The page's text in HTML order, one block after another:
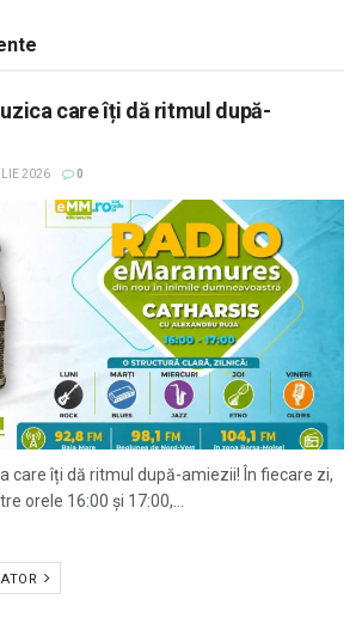
care îți dă ritmul după-
2026 0
care îți dă ritmul după-amiezii! În fiecare zi,
orele 16:00 și 17:00,...